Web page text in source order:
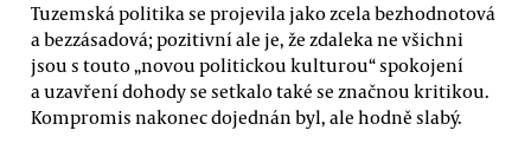
Tuzemská politika se projevila jako zcela bezhodnotová
a bezzásadová; pozitivní ale je, že zdaleka ne všichni
jsou s touto „novou politickou kulturou“ spokojení
a uzavření dohody se setkalo také se značnou kritikou.
Kompromis nakonec dojednán byl, ale hodně slabý.